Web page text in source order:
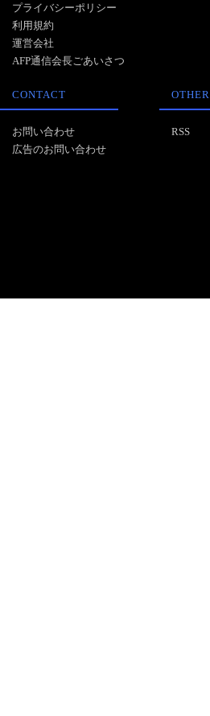
プライバシーポリシー
利用規約
運営会社
AFP通信会長ごあいさつ
CONTACT
お問い合わせ
広告のお問い合わせ
OTHER
RSS